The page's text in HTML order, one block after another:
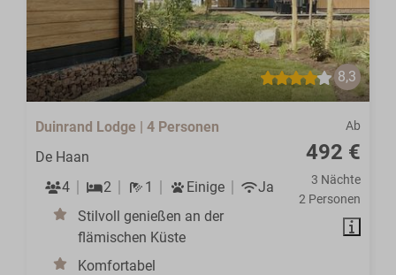
8,3
Ab
492 €
3 Nächte
2 Personen
Duinrand Lodge | 4 Personen
De Haan
4
2 1 Einige
Ja
Stilvoll genießen an der
flämischen Küste
Komfortabel